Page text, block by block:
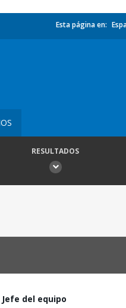
Esta página en:
RESULTADOS
Jefe del equipo